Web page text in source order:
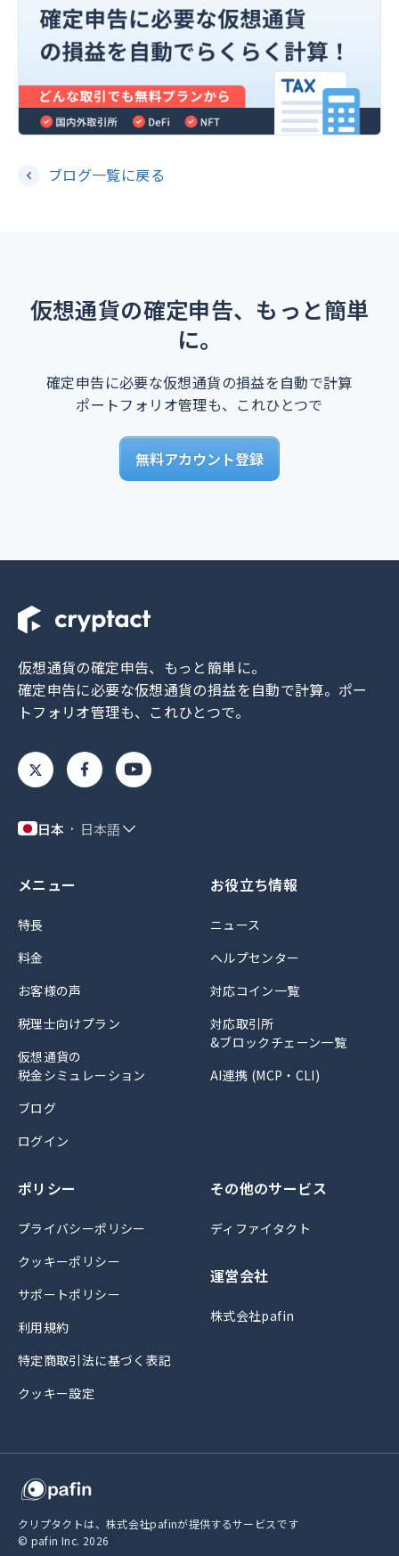
ブログ一覧に戻る
仮想通貨の確定申告、もっと簡単
に。
確定申告に必要な仮想通貨の損益を自動で計算
ポートフォリオ管理も、これひとつで
無料アカウント登録
仮想通貨の確定申告、もっと簡単に。
確定申告に必要な仮想通貨の損益を自動で計算。 ポー
トフォリオ管理も、これひとつで。
日本 日本語
メニュー
特長
料金
お客様の声
税理士向けプラン
仮想通貨の
税金シミュレーション
ブログ
ログイン
お役立ち情報
ニュース
ヘルプセンター
対応コイン一覧
対応取引所
&ブロックチェーン一覧
AI連携 (MCP・CLI)
ポリシー
プライバシーポリシー
クッキーポリシー
サポートポリシー
利用規約
特定商取引法に基づく表記
クッキー設定
その他のサービス
ディファイタクト
運営会社
株式会社pafin
クリプタクトは、株式会社pafinが提供するサービスです
© pafin Inc. 2026